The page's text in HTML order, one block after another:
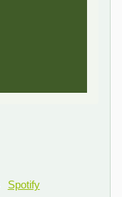
Spotify